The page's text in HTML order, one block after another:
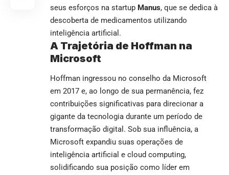
seus esforços na startup Manus, que se dedica à
descoberta de medicamentos utilizando
inteligência artificial.
A Trajetória de Hoffman na
Microsoft
Hoffman ingressou no conselho da Microsoft
em 2017 e, ao longo de sua permanência, fez
contribuições significativas para direcionar a
gigante da tecnologia durante um período de
transformação digital. Sob sua influência, a
Microsoft expandiu suas operações de
inteligência artificial e cloud computing,
solidificando sua posição como líder em